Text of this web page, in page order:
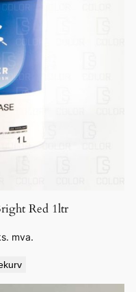
Red 1ltr
mva.